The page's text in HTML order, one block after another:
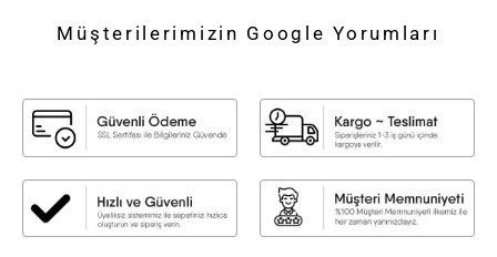
Müşterilerimizin Google Yorumları